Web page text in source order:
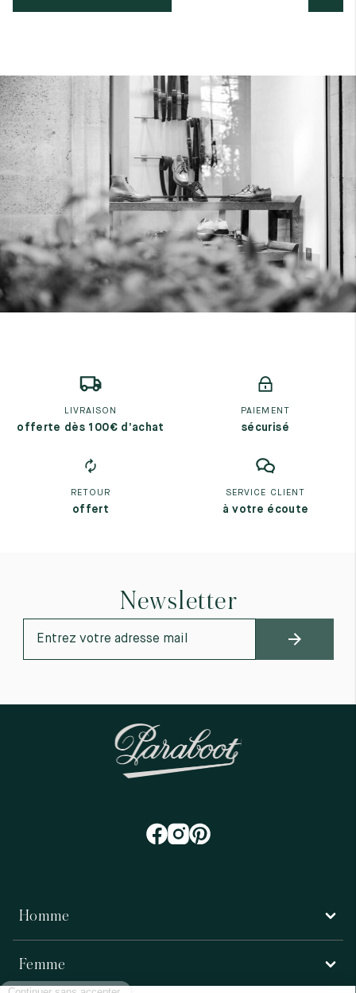
LIVRAISON
offerte dès 100€ d’achat
PAIEMENT
sécurisé
RETOUR
offert
SERVICE CLIENT
à votre écoute
Newsletter
Homme
Femme